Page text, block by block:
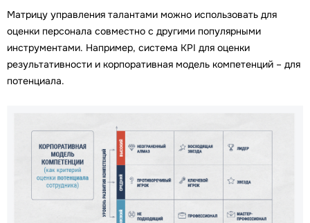
Матрицу управления талантами можно использовать для
оценки персонала совместно с другими популярными
инструментами. Например, система KPI для оценки
результативности и корпоративная модель компетенций – для
потенциала.